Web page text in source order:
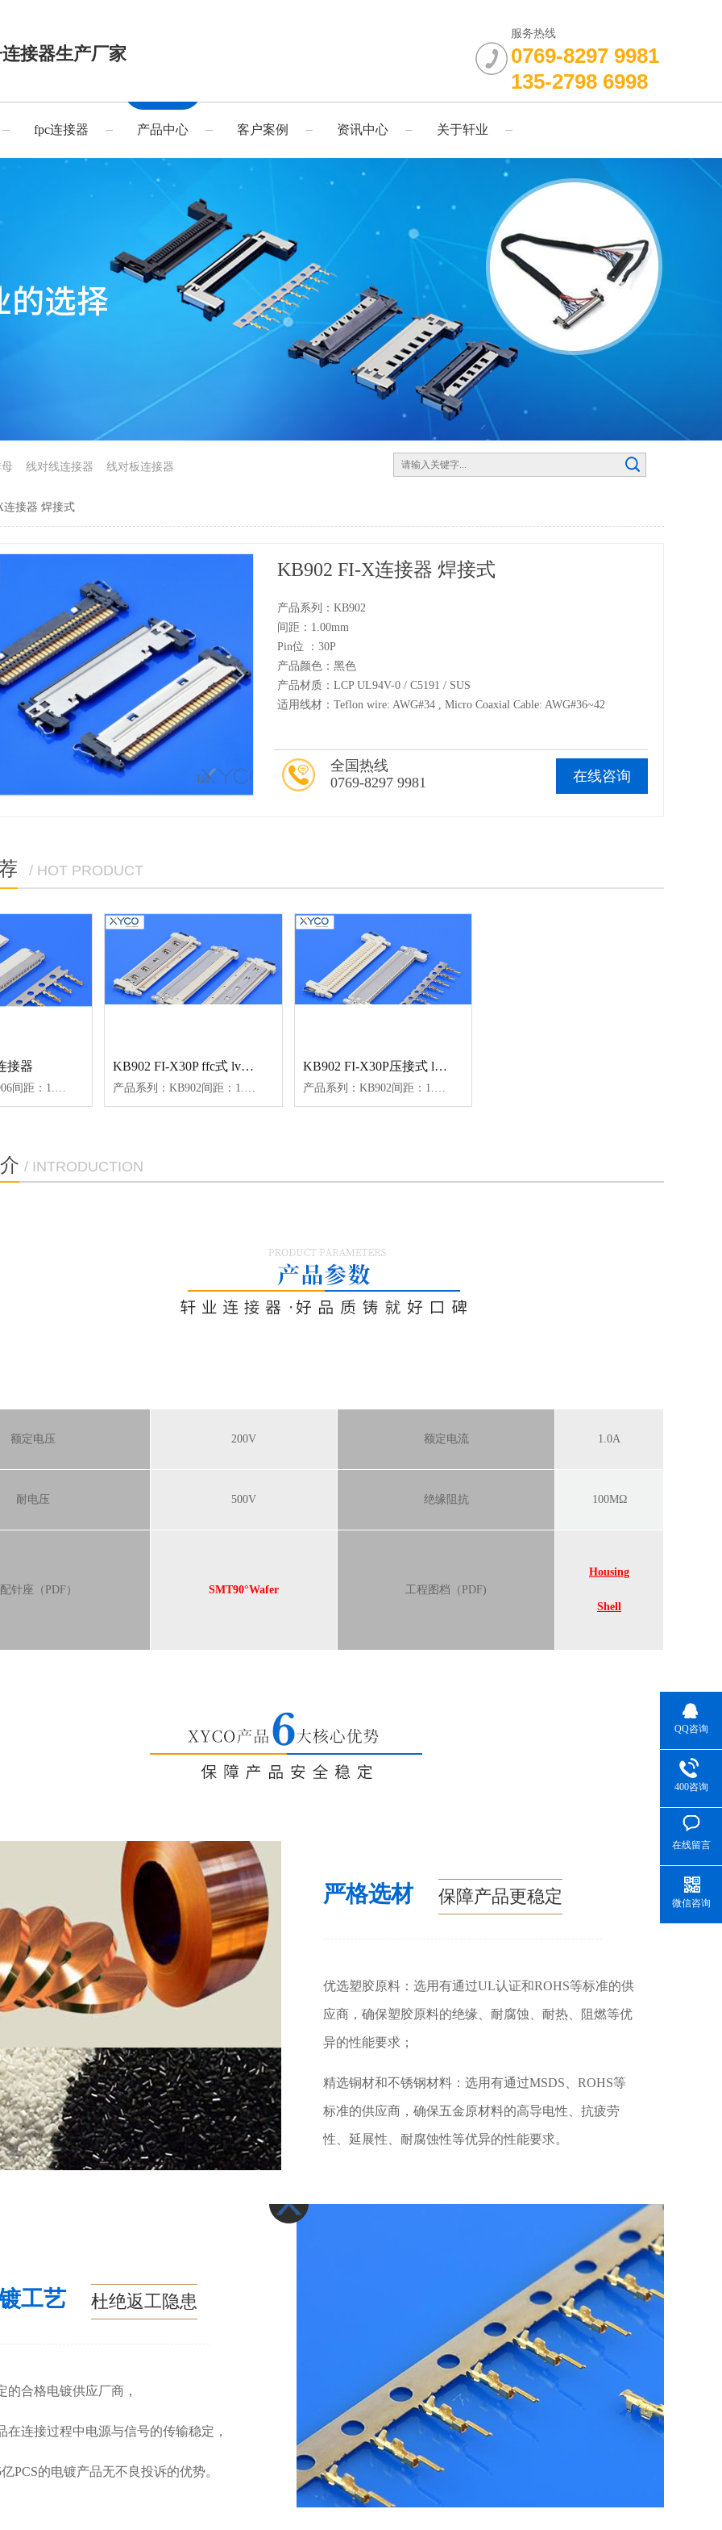
接器生产厂家
服务热线
0769-8297 9981
135-2798 6998
fpc连接器 产品中心 客户案例 资讯中心 关于轩业
线对线连接器 线对板连接器
连接器 焊接式
1/2
KB902 FI-X连接器 焊接式
产品系列：KB902
间距：1.00mm
Pin位 ：30P
产品颜色：黑色
产品材质：LCP UL94V-0 / C5191 / SUS
适用线材：Teflon wire: AWG#34 , Micro Coaxial Cable: AWG#36~42
在线咨询
全国热线
0769-8297 9981
/ HOT PRODUCT
接器
产品系列：KB906间距：1.00mmPin位：14P/20P/30P产品颜色：贝吉色产品材质：PA66/LCPUL94V-0/C5191适用线材：AWG#28~32
KB902 FI-X30P ffc式 lvds连接器
产品系列：KB902间距：1.00mmPin位：30P产品颜色：贝吉色产品材质：LCPUL94V-0/SUS适用线材：FFC软排线
KB902 FI-X30P压接式 lvds连接器
产品系列：KB902间距：1.00mmPin位：30P产品颜色：贝吉色产品材质：PA66/LCPUL94V-0/C5191适用线材：AWG#28~32
/ INTRODUCTION
额定电压 200V 额定电流 1.0A
耐电压 500V 绝缘阻抗 100MΩ
针座（PDF） SMT90°Wafer 工程图档（PDF)
Housing
Shell
严格选材 保障产品更稳定
优选塑胶原料：选用有通过UL认证和ROHS等标准的供
应商，确保塑胶原料的绝缘、耐腐蚀、耐热、阻燃等优
异的性能要求；
精选铜材和不锈钢材料：选用有通过MSDS、ROHS等
标准的供应商，确保五金原材料的高导电性、抗疲劳
性、延展性、耐腐蚀性等优异的性能要求。
工艺 杜绝返工隐患
的合格电镀供应厂商，
在连接过程中电源与信号的传输稳定，
PCS的电镀产品无不良投诉的优势。
QQ咨询
400咨询
在线留言
微信咨询